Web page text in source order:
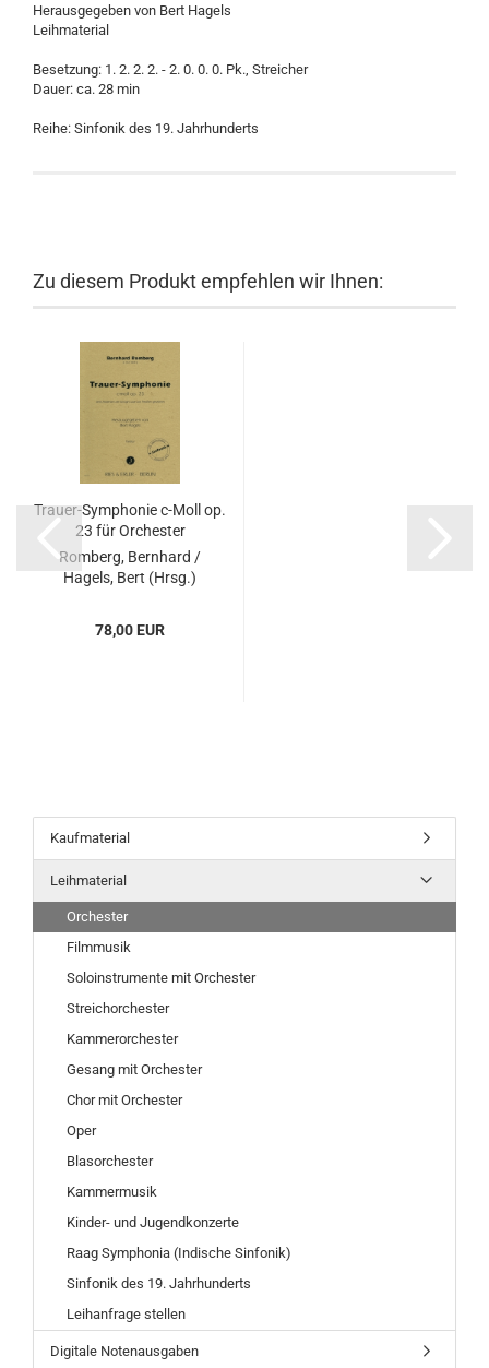
Herausgegeben von Bert Hagels
Leihmaterial
Besetzung: 1. 2. 2. 2. - 2. 0. 0. 0. Pk., Streicher
Dauer: ca. 28 min
Reihe: Sinfonik des 19. Jahrhunderts
Zu diesem Produkt empfehlen wir Ihnen:
Trauer-Symphonie c-Moll op.
23 für Orchester
Romberg, Bernhard /
Hagels, Bert (Hrsg.)
78,00 EUR
Kaufmaterial
Leihmaterial
Orchester
Filmmusik
Soloinstrumente mit Orchester
Streichorchester
Kammerorchester
Gesang mit Orchester
Chor mit Orchester
Oper
Blasorchester
Kammermusik
Kinder- und Jugendkonzerte
Raag Symphonia (Indische Sinfonik)
Sinfonik des 19. Jahrhunderts
Leihanfrage stellen
Digitale Notenausgaben